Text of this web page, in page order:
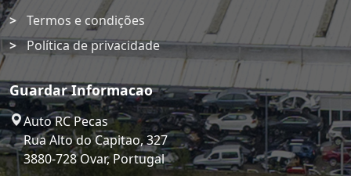
Termos e condições
Política de privacidade
Guardar Informacao
Auto RC Pecas
Rua Alto do Capitao, 327
3880-728 Ovar, Portugal